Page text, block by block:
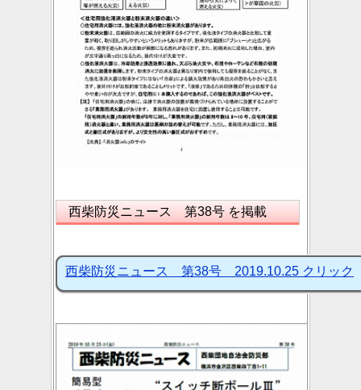
西柴防災ニュース 第38号 を掲載
西柴防災ニュース 第38号 2019.10.25 クリック